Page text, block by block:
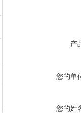
产
您的单
您的姓